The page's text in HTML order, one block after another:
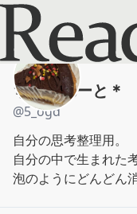
Reads - 読書の
ちょこれーと＊
@5_ogd
自分の思考整理用。
自分の中で生まれた
泡のようにどんどん